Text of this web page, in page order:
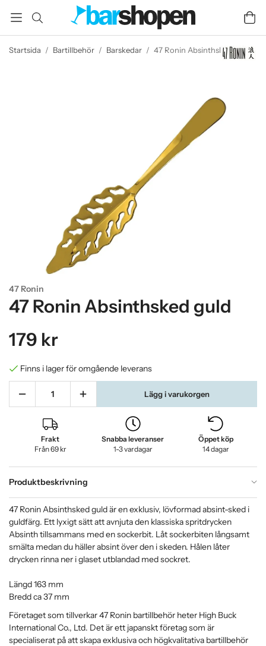
Startsida / Bartillbehör / Barskedar / 47 Ronin Absinthsked guld
47 Ronin
47 Ronin Absinthsked guld
179 kr
Finns i lager för omgående leverans
Lägg i varukorgen
Frakt
Från 69 kr
Snabba leveranser
1-3 vardagar
Öppet köp
14 dagar
Produktbeskrivning
47 Ronin Absinthsked guld är en exklusiv, lövformad absint-sked i
guldfärg. Ett lyxigt sätt att avnjuta den klassiska spritdrycken
Absinth tillsammans med en sockerbit. Låt sockerbiten långsamt
smälta medan du häller absint över den i skeden. Hålen låter
drycken rinna ner i glaset utblandad med sockret.
Längd 163 mm
Bredd ca 37 mm
Företaget som tillverkar 47 Ronin bartillbehör heter High Buck
International Co., Ltd. Det är ett japanskt företag som är
specialiserat på att skapa exklusiva och högkvalitativa bartillbehör